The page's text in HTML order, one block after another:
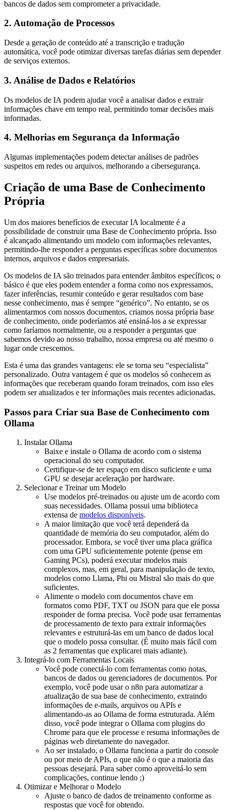
bancos de dados sem comprometer a privacidade.
2. Automação de Processos
Desde a geração de conteúdo até a transcrição e tradução
automática, você pode otimizar diversas tarefas diárias sem depender
de serviços externos.
3. Análise de Dados e Relatórios
Os modelos de IA podem ajudar você a analisar dados e extrair
informações chave em tempo real, permitindo tomar decisões mais
informadas.
4. Melhorias em Segurança da Informação
Algumas implementações podem detectar análises de padrões
suspeitos em redes ou arquivos, melhorando a cibersegurança.
Criação de uma Base de Conhecimento
Própria
Um dos maiores benefícios de executar IA localmente é a
possibilidade de construir uma Base de Conhecimento própria. Isso
é alcançado alimentando um modelo com informações relevantes,
permitindo-lhe responder a perguntas específicas sobre documentos
internos, arquivos e dados empresariais.
Os modelos de IA são treinados para entender âmbitos específicos; o
básico é que eles podem entender a forma como nos expressamos,
fazer inferências, resumir conteúdo e gerar resultados com base
nesse conhecimento, mas é sempre “genérico”. No entanto, se os
alimentarmos com nossos documentos, criamos nossa própria base
de conhecimento, onde poderíamos até ensiná-los a se expressar
como faríamos normalmente, ou a responder a perguntas que
sabemos devido ao nosso trabalho, nossa empresa ou até mesmo o
lugar onde crescemos.
Esta é uma das grandes vantagens: ele se torna seu “especialista”
personalizado. Outra vantagem é que os modelos só conhecem as
informações que receberam quando foram treinados, com isso eles
podem ser atualizados e ter informações mais recentes adicionadas.
Passos para Criar sua Base de Conhecimento com
Ollama
Instalar Ollama
Baixe e instale o Ollama de acordo com o sistema
operacional do seu computador.
Certifique-se de ter espaço em disco suficiente e uma
GPU se desejar aceleração por hardware.
Selecionar e Treinar um Modelo
Use modelos pré-treinados ou ajuste um de acordo com
suas necessidades. Ollama possui uma biblioteca
extensa de modelos disponíveis.
A maior limitação que você terá dependerá da
quantidade de memória do seu computador, além do
processador. Embora, se você tiver uma placa gráfica
com uma GPU suficientemente potente (pense em
Gaming PCs), poderá executar modelos mais
complexos, mas, em geral, para manipulação de texto,
modelos como Llama, Phi ou Mistral são mais do que
suficientes.
Alimente o modelo com documentos chave em
formatos como PDF, TXT ou JSON para que ele possa
responder de forma precisa. Você pode usar ferramentas
de processamento de texto para extrair informações
relevantes e estruturá-las em um banco de dados local
que o modelo possa consultar. (É muito mais fácil com
as 2 ferramentas que explicarei mais adiante).
Integrá-lo com Ferramentas Locais
Você pode conectá-lo com ferramentas como notas,
bancos de dados ou gerenciadores de documentos. Por
exemplo, você pode usar o n8n para automatizar a
atualização de sua base de conhecimento, extraindo
informações de e-mails, arquivos ou APIs e
alimentando-as ao Ollama de forma estruturada. Além
disso, você pode integrar o Ollama com plugins do
Chrome para que ele processe e resuma informações de
páginas web diretamente do navegador.
Ao ser instalado, o Ollama funciona a partir do console
ou por meio de APIs, o que não é o que a maioria das
pessoas desejará. Para saber como aproveitá-lo sem
complicações, continue lendo ;)
Otimizar e Melhorar o Modelo
Ajuste o banco de dados de treinamento conforme as
respostas que você for obtendo.